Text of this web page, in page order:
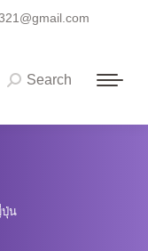
Search:
Search
น